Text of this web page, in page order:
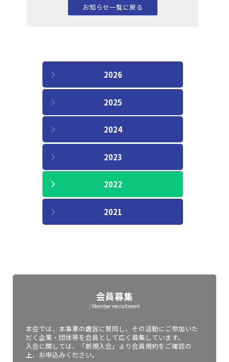
お知らせ一覧に戻る
2026
2025
2024
2023
2022
2021
会員募集
/ Member recruitment
本会では、本事業の趣旨に賛同し、その活動にご参加いた
だく企業・団体等を会員として広く募集しています。
入会に関しては、「新規入会」より会員規約をご確認の
上、お申込みください。